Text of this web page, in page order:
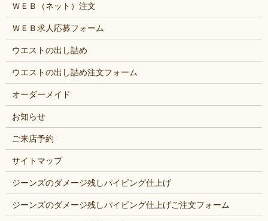
ＷＥＢ（ネット）注文
ＷＥＢ求人応募フォーム
ウエストの出し詰め
ウエストの出し詰め注文フォーム
オーダーメイド
お知らせ
ご来店予約
サイトマップ
ジーンズのダメージ残しパイピング仕上げ
ジーンズのダメージ残しパイピング仕上げご注文フォーム